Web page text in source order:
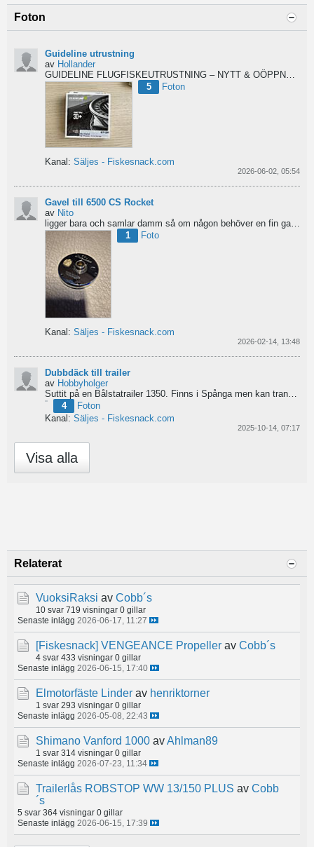
Foton
Guideline utrustning
av Hollander
GUIDELINE FLUGFISKEUTRUSTNING – NYTT & OÖPPNAT
5
Foton
Kanal: Säljes - Fiskesnack.com
2026-06-02, 05:54
Gavel till 6500 CS Rocket
av Nito
1
Foto
Kanal: Säljes - Fiskesnack.com
2026-02-14, 13:48
Dubbdäck till trailer
av Hobbyholger
4
Foton
Kanal: Säljes - Fiskesnack.com
2025-10-14, 07:17
Visa alla
Relaterat
VuoksiRaksi av Cobb´s
10 svar 719 visningar 0 gillar
Senaste inlägg 2026-06-17, 11:27
[Fiskesnack] VENGEANCE Propeller av Cobb´s
4 svar 433 visningar 0 gillar
Senaste inlägg 2026-06-15, 17:40
Elmotorfäste Linder av henriktorner
1 svar 293 visningar 0 gillar
Senaste inlägg 2026-05-08, 22:43
Shimano Vanford 1000 avAhlman89
1 svar 314 visningar 0 gillar
Senaste inlägg 2026-07-23, 11:34
Trailerlås ROBSTOP WW 13/150 PLUS av Cobb
´s
5 svar 364 visningar 0 gillar
Senaste inlägg 2026-06-15, 17:39